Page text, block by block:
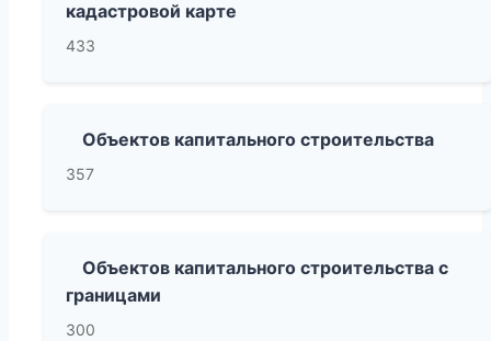
кадастровой карте
433
Объектов капитального строительства
357
Объектов капитального строительства с
границами
300